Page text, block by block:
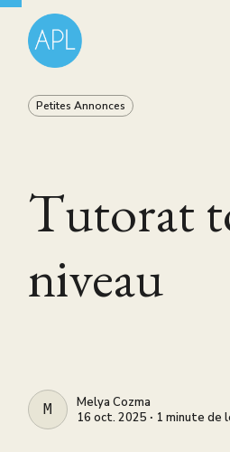
Petites Annonces
Tutorat
niveau
MELYA COZMA
Melya Cozma
16 oct. 2025 ∙ 1 minute de